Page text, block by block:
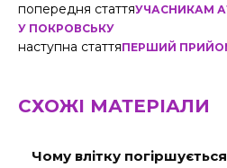
попередня статтяУЧАСНИКАМ
У ПОКРОВСЬКУ
наступна статтяПЕРШИЙ
СХОЖІ МАТЕРІАЛИ
Чому влітку погіршується